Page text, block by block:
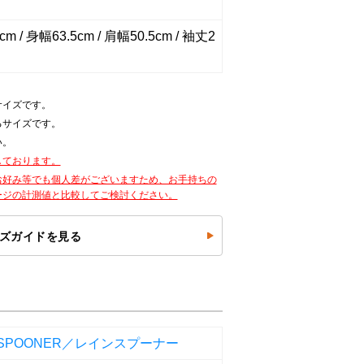
/ 身幅63.5cm / 肩幅50.5cm / 袖丈2
ズです。
イズです。
おります。
み等でも個人差がございますため、お手持ちの
の計測値と比較してご検討ください。
ガイドを見る
／レインスプーナー